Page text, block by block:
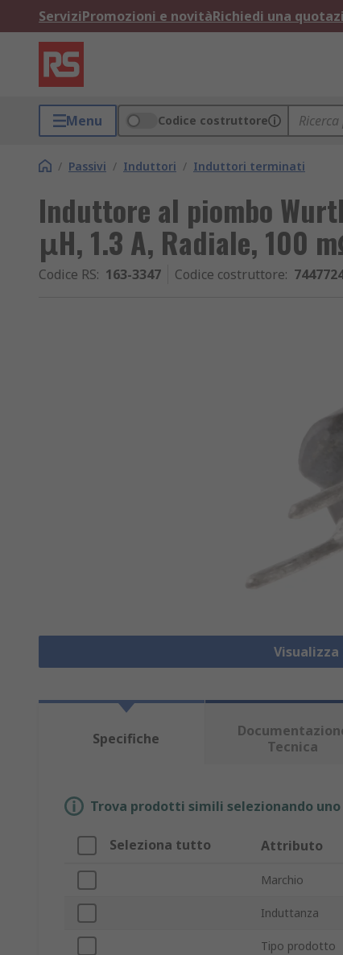
ServiziPromozioni e novitàRichiedi una
Menu Codice costruttore
/ Passivi / Induttori / Induttori terminati
Induttore al piombo
μH, 1.3 A, Radiale, 100
Codice RS: 163-3347 Codice costruttore:
Specifiche
Tecnica
Trova prodotti simili selezionando
Seleziona tutto Attributo
Marchio
Induttanza
Tipo prodotto